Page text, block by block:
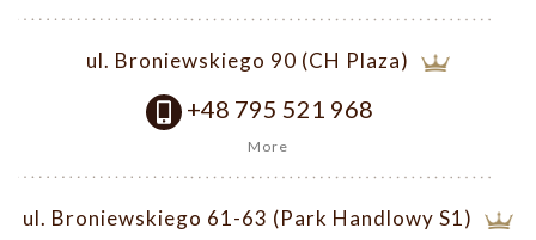
ul. Broniewskiego 90 (CH Plaza)
+48 795 521 968
More
ul. Broniewskiego 61-63 (Park Handlowy S1)